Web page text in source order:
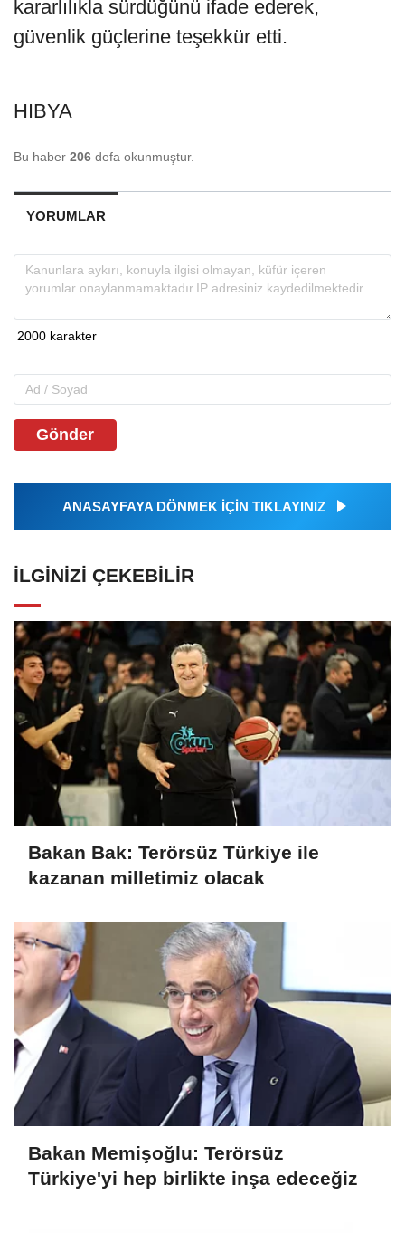
kararlılıkla sürdüğünü ifade ederek,
güvenlik güçlerine teşekkür etti.
HIBYA
Bu haber 206 defa okunmuştur.
YORUMLAR
Gönder
ANASAYFAYA DÖNMEK İÇİN TIKLAYINIZ
İLGINIZI ÇEKEBILIR
Bakan Bak: Terörsüz Türkiye ile
kazanan milletimiz olacak
Bakan Memişoğlu: Terörsüz
Türkiye'yi hep birlikte inşa edeceğiz